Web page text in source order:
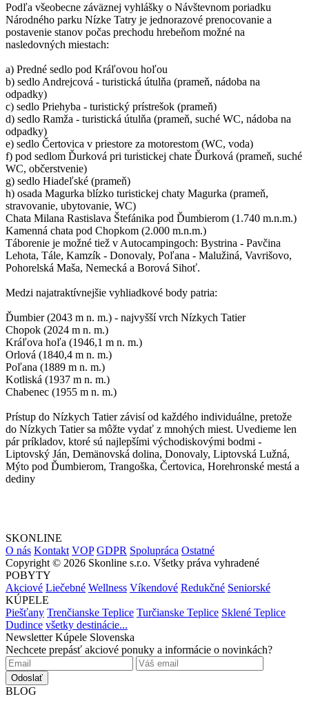
Podľa všeobecne záväznej vyhlášky o Návštevnom poriadku
Národného parku Nízke Tatry je jednorazové prenocovanie a
postavenie stanov počas prechodu hrebeňom možné na
nasledovných miestach:
a) Predné sedlo pod Kráľovou hoľou
b) sedlo Andrejcová - turistická útulňa (prameň, nádoba na
odpadky)
c) sedlo Priehyba - turistický prístrešok (prameň)
d) sedlo Ramža - turistická útulňa (prameň, suché WC, nádoba na
odpadky)
e) sedlo Čertovica v priestore za motorestom (WC, voda)
f) pod sedlom Ďurková pri turistickej chate Ďurková (prameň, suché
WC, občerstvenie)
g) sedlo Hiadeľské (prameň)
h) osada Magurka blízko turistickej chaty Magurka (prameň,
stravovanie, ubytovanie, WC)
Chata Milana Rastislava Štefánika pod Ďumbierom (1.740 m.n.m.)
Kamenná chata pod Chopkom (2.000 m.n.m.)
Táborenie je možné tiež v Autocampingoch: Bystrina - Pavčina
Lehota, Tále, Kamzík - Donovaly, Poľana - Malužiná, Vavrišovo,
Pohorelská Maša, Nemecká a Borová Sihoť.
Medzi najatraktívnejšie vyhliadkové body patria:
Ďumbier (2043 m n. m.) - najvyšší vrch Nízkych Tatier
Chopok (2024 m n. m.)
Kráľova hoľa (1946,1 m n. m.)
Orlová (1840,4 m n. m.)
Poľana (1889 m n. m.)
Kotliská (1937 m n. m.)
Chabenec (1955 m n. m.)
Prístup do Nízkych Tatier závisí od každého individuálne, pretože
do Nízkych Tatier sa môžte vydať z mnohých miest. Uvedieme len
pár príkladov, ktoré sú najlepšími východiskovými bodmi -
Liptovský Ján, Demänovská dolina, Donovaly, Liptovská Lužná,
Mýto pod Ďumbierom, Trangoška, Čertovica, Horehronské mestá a
dediny
SKONLINE
O nás Kontakt VOP GDPR Spolupráca Ostatné
Copyright © 2026 Skonline s.r.o. Všetky práva vyhradené
POBYTY
Akciové Liečebné Wellness Víkendové Redukčné Seniorské
KÚPELE
Piešťany Trenčianske Teplice Turčianske Teplice Sklené Teplice
Dudince všetky destinácie...
Newsletter Kúpele Slovenska
Nechcete prepásť akciové ponuky a informácie o novinkách?
Odoslať
BLOG